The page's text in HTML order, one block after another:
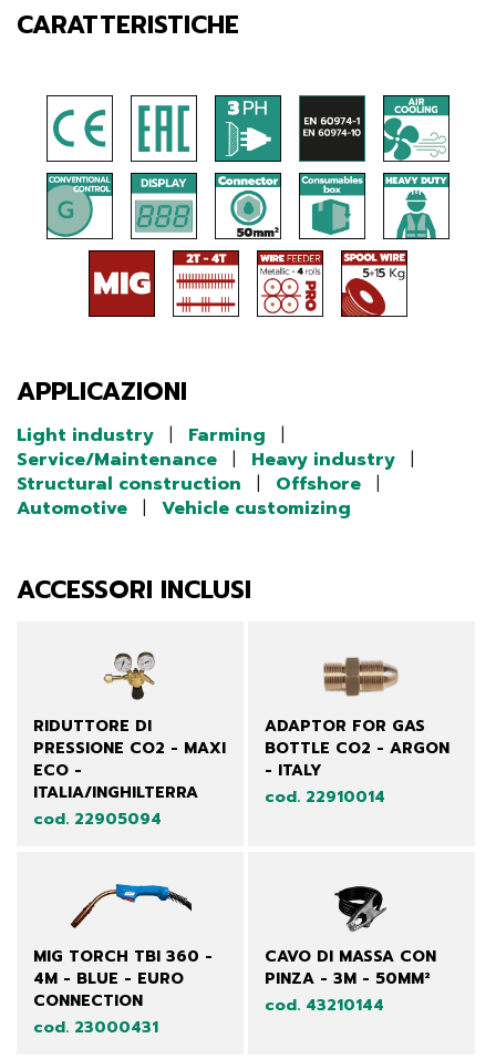
CARATTERISTICHE
APPLICAZIONI
Light industry | Farming
|
Service/Maintenance | Heavy industry |
Structural construction
| Offshore |
Automotive | Vehicle customizing
ACCESSORI INCLUSI
RIDUTTORE DI
PRESSIONE CO2 - MAXI
ECO -
ITALIA/INGHILTERRA
cod. 22905094
ADAPTOR FOR GAS
BOTTLE CO2 - ARGON
- ITALY
cod. 22910014
MIG TORCH TBI 360 -
4M - BLUE - EURO
CONNECTION
cod. 23000431
CAVO DI MASSA CON
PINZA - 3M - 50MM²
cod. 43210144